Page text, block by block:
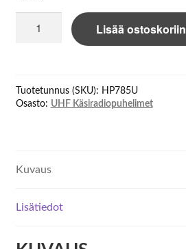
HP785U
battery,
IP67
Lisää ostoskoriin
Tuotetunnus (SKU): HP785U
Osasto: UHF Käsiradiopuhelimet
Kuvaus
Lisätiedot